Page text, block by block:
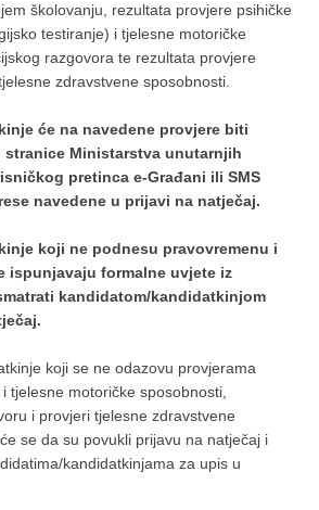
školovanju, rezultata provjere psihičke
testiranje) i tjelesne motoričke
razgovora te rezultata provjere
zdravstvene sposobnosti.
će na navedene provjere biti
stranice Ministarstva unutarnjih
pretinca e-Građani ili SMS
navedene u prijavi na natječaj.
koji ne podnesu pravovremenu i
ispunjavaju formalne uvjete iz
kandidatom/kandidatkinjom
koji se ne odazovu provjerama
tjelesne motoričke sposobnosti,
i provjeri tjelesne zdravstvene
se da su povukli prijavu na natječaj i
kandidatkinjama za upis u